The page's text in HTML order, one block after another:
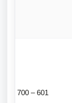
601 – 700